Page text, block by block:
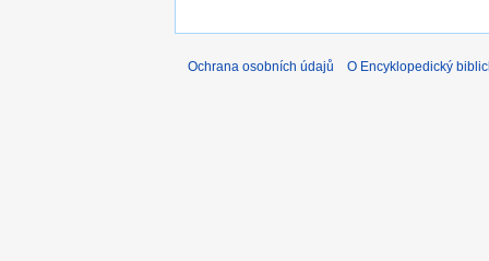
Ochrana osobních údajů O Encyklopedický